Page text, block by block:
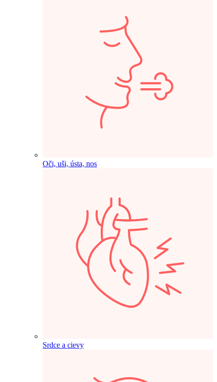
Oči, uši, ústa, nos
Srdce a cievy